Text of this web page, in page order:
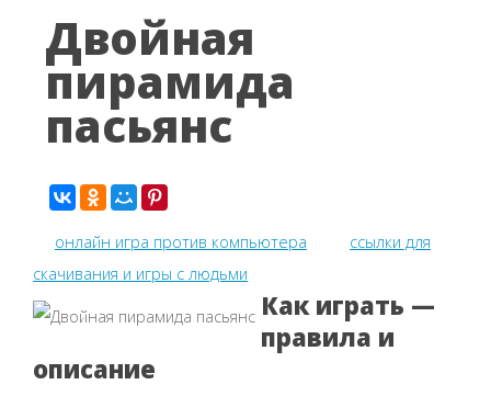
Двойная
пирамида
пасьянс
онлайн игра против компьютера
ссылки для
скачивания и игры с людьми
Как играть —
правила и
описание